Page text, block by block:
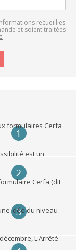
recueillies
et soient traitées
formulaires Cerfa
est un
Cerfa (dit
idée du niveau
L'Arrêté